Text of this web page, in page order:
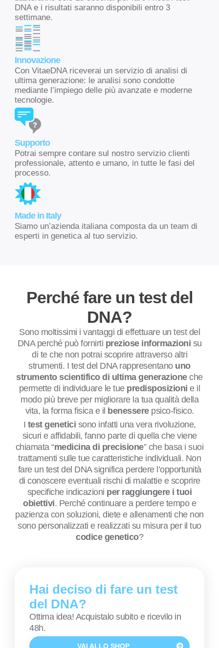
DNA e i risultati saranno disponibili entro 3
settimane.
Innovazione
Con VitaeDNA riceverai un servizio di analisi di
ultima generazione: le analisi sono condotte
mediante l’impiego delle più avanzate e moderne
tecnologie.
Supporto
Potrai sempre contare sul nostro servizio clienti
professionale, attento e umano, in tutte le fasi del
processo.
Made in Italy
Siamo un’azienda italiana composta da un team di
esperti in genetica al tuo servizio.
Perché fare un test del
DNA?
Sono moltissimi i vantaggi di effettuare un test del
DNA perché può fornirti preziose informazioni su
di te che non potrai scoprire attraverso altri
strumenti. I test del DNA rappresentano uno
strumento scientifico di ultima generazioneche
permette di individuare le tue predisposizioni e il
modo più breve per migliorare la tua qualità della
vita, la forma fisica e il benesserepsico-fisico.
I test genetici sono infatti una vera rivoluzione,
sicuri e affidabili, fanno parte di quella che viene
chiamata “medicina di precisione” che basa i suoi
trattamenti sulle tue caratteristiche individuali. Non
fare un test del DNA significa perdere l’opportunità
di conoscere eventuali rischi di malattie e scoprire
specifiche indicazioni per raggiungere i tuoi
obiettivi. Perché continuare a perdere tempo e
pazienza con soluzioni, diete e allenamenti che non
sono personalizzati e realizzati su misura per il tuo
codice genetico?
Hai deciso di fare un test
del DNA?
Ottima idea! Acquistalo subito e ricevilo in
48h.
VAI ALLO SHOP